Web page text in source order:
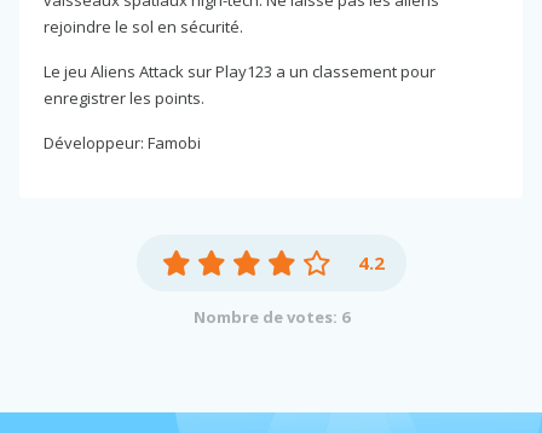
rejoindre le sol en sécurité.
Le jeu Aliens Attack sur Play123 a un classement pour
enregistrer les points.
Développeur: Famobi
4.2
Nombre de votes: 6